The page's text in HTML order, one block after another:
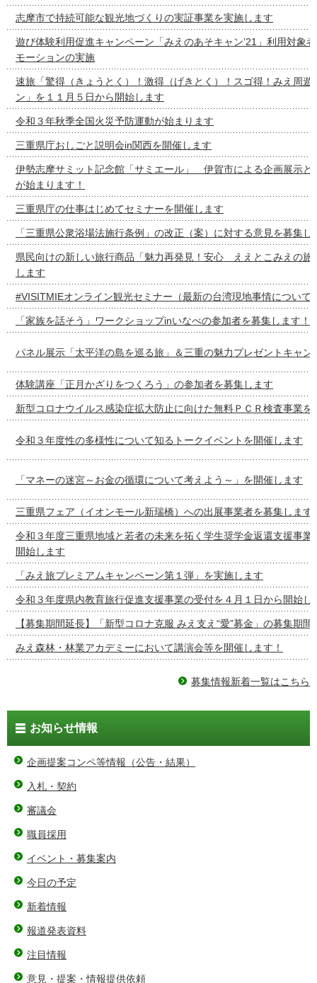
志摩市で持続可能な観光地づくりの実証事業を実施します
遊び体験利用促進キャンペーン「みえのあそキャン’21」利用対象
モーションの実施
速旅「驚得（きょうとく）！激得（げきとく）！スゴ得！みえ周遊
ン」を１１月５日から開始します
令和３年秋季全国火災予防運動が始まります
三重県庁おしごと説明会in関西を開催します
伊勢志摩サミット記念館「サミエール」 伊賀市による企画展示と
が始まります！
三重県庁の仕事はじめてセミナーを開催します
「三重県公衆浴場法施行条例」の改正（案）に対する意見を募集し
県民向けの新しい旅行商品「魅力再発見！安心 ええとこみえの旅
します
#VISITMIEオンライン観光セミナー（最新の台湾現地事情について
「家族を話そう」ワークショップinいなべの参加者を募集します！
パネル展示「太平洋の島を巡る旅」＆三重の魅力プレゼントキャン
体験講座「正月かざりをつくろう」の参加者を募集します
新型コロナウイルス感染症拡大防止に向けた無料ＰＣＲ検査事業を
令和３年度性の多様性について知るトークイベントを開催します
「マネーの迷宮～お金の循環について考えよう～」を開催します
三重県フェア（イオンモール新瑞橋）への出展事業者を募集します
令和３年度三重県地域と若者の未来を拓く学生奨学金返還支援事業
開始します
「みえ旅プレミアムキャンペーン第１弾」を実施します
令和３年度県内教育旅行促進支援事業の受付を４月１日から開始し
【募集期間延長】「新型コロナ克服 みえ支え“愛”募金」の募集期
みえ森林・林業アカデミーにおいて講演会等を開催します！
募集情報新着一覧はこちら
お知らせ情報
企画提案コンペ等情報（公告・結果）
入札・契約
審議会
職員採用
イベント・募集案内
今日の予定
新着情報
報道発表資料
注目情報
意見・提案・情報提供依頼